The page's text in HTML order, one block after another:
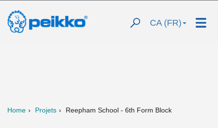
CA (FR)
Home Projets Reepham School - 6th Form Block